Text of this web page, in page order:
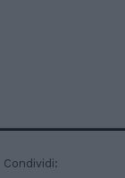
Condividi: